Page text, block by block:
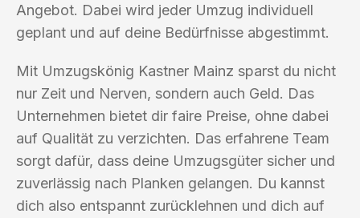
Angebot. Dabei wird jeder Umzug individuell
geplant und auf deine Bedürfnisse abgestimmt.
Mit Umzugskönig Kastner Mainz sparst du nicht
nur Zeit und Nerven, sondern auch Geld. Das
Unternehmen bietet dir faire Preise, ohne dabei
auf Qualität zu verzichten. Das erfahrene Team
sorgt dafür, dass deine Umzugsgüter sicher und
zuverlässig nach Planken gelangen. Du kannst
dich also entspannt zurücklehnen und dich auf